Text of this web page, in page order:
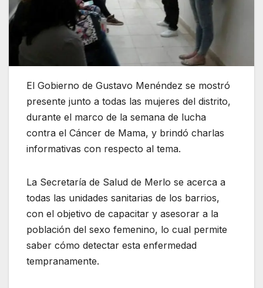
El Gobierno de Gustavo Menéndez se mostró
presente junto a todas las mujeres del distrito,
durante el marco de la semana de lucha
contra el Cáncer de Mama, y brindó charlas
informativas con respecto al tema.
La Secretaría de Salud de Merlo se acerca a
todas las unidades sanitarias de los barrios,
con el objetivo de capacitar y asesorar a la
población del sexo femenino, lo cual permite
saber cómo detectar esta enfermedad
tempranamente.